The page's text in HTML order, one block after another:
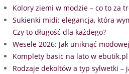
Kolory ziemi w modzie – co to za
Sukienki midi: elegancja, która
Czy to długość dla każdego?
Wesele 2026: Jak uniknąć
Komplety basic na lato w
Rodzaje dekoltów a typ sylwetki –